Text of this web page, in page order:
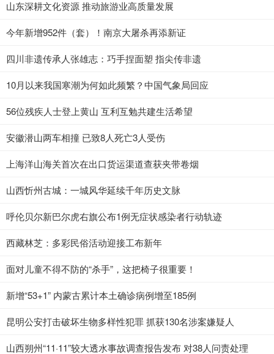
山东深耕文化资源 推动旅游业高质量发展
今年新增952件（套）！南京大屠杀再添新证
四川非遗传承人张雄志：巧手捏面塑 指尖传非遗
10月以来我国寒潮为何如此频繁？中国气象局回应
56位残疾人士登上黄山 互利互勉共建生活希望
安徽潜山两车相撞 已致8人死亡3人受伤
上海洋山海关首次在出口货运渠道查获夹带卷烟
山西忻州古城：一城风华延续千年历史文脉
呼伦贝尔新巴尔虎右旗公布1例无症状感染者行动轨迹
西藏林芝：多彩民俗活动迎接工布新年
面对儿童不得不防的“杀手”，这把椅子很重要！
新增“53+1” 内蒙古累计本土确诊病例增至185例
昆明公安打击破坏生物多样性犯罪 抓获130名涉案嫌疑人
山西朔州“11·11”较大透水事故调查报告发布 对38人问责处理